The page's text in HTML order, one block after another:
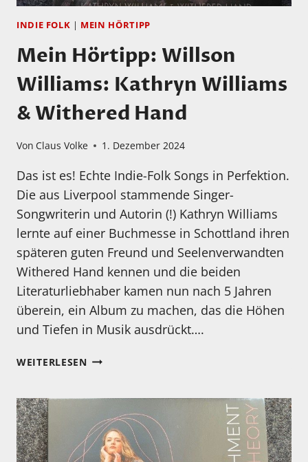
INDIE FOLK | MEIN HÖRTIPP
Mein Hörtipp: Willson
Williams: Kathryn Williams
& Withered Hand
Von Claus Volke 1. Dezember 2024
Das ist es! Echte Indie-Folk Songs in Perfektion.
Die aus Liverpool stammende Singer-
Songwriterin und Autorin (!) Kathryn Williams
lernte auf einer Buchmesse in Schottland ihren
späteren guten Freund und Seelenverwandten
Withered Hand kennen und die beiden
Literaturliebhaber kamen nun nach 5 Jahren
überein, ein Album zu machen, das die Höhen
und Tiefen in Musik ausdrückt….
WEITERLESENMEIN
KATHRYN
WILLIAMS
&